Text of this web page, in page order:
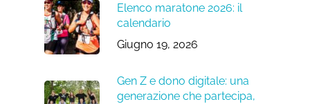
Elenco maratone 2026: il
calendario
Giugno 19, 2026
Gen Z e dono digitale: una
generazione che partecipa,